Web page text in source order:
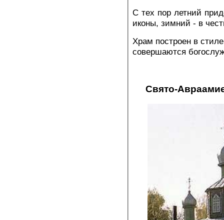
С тех пор летний
иконы, зимний - в
Храм построен в
совершаются
Свято-